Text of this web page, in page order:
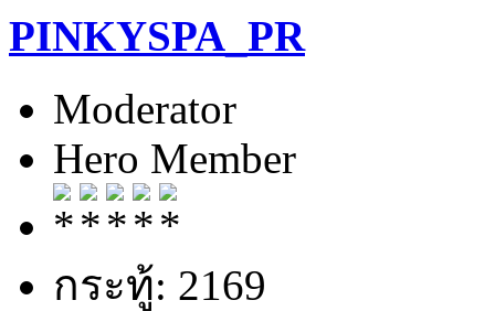
PINKYSPA_PR
Moderator
Hero Member
กระทู้: 2169